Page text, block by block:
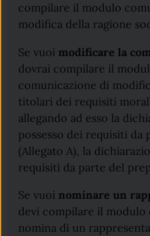
compilare il modulo
modifica della ragione
Se vuoi modificare la
dovrai compilare il
comunicazione di
titolari dei requisiti
allegando ad esso la
possesso dei requisiti da
(Allegato A), la
requisiti da parte del
Se vuoi nominare un
devi compilare il modulo
nomina di un